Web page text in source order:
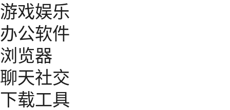
游戏娱乐
办公软件
浏览器
聊天社交
下载工具